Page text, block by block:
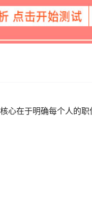
心在于明确每个人的职